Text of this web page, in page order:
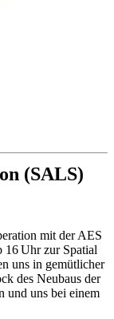
(SALS)
mit der AES
16 Uhr zur Spatial
uns in gemütlicher
des Neubaus der
und uns bei einem